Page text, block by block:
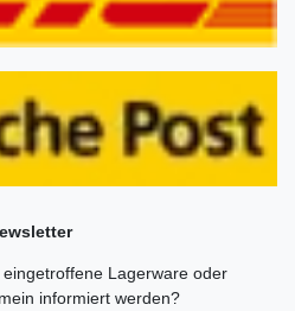
Lagerware oder
informiert werden?